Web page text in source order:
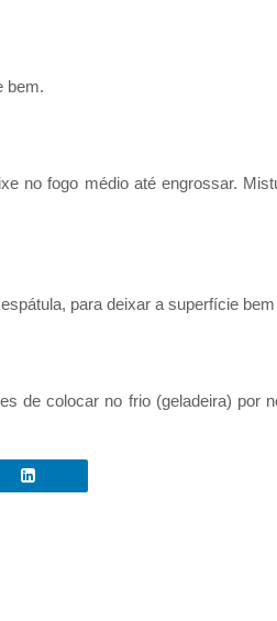
bem.
no fogo médio até engrossar.
para deixar a superfície bem
de colocar no frio (geladeira) por